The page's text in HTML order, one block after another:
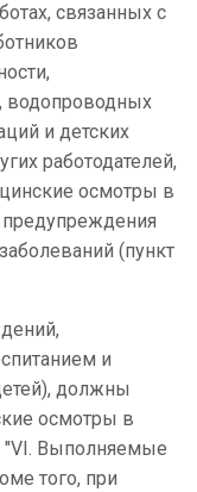
связанных с
водопроводных
и детских
работодателей,
осмотры в
предупреждения
(пункт
и
должны
осмотры в
"VI. Выполняемые
того, при